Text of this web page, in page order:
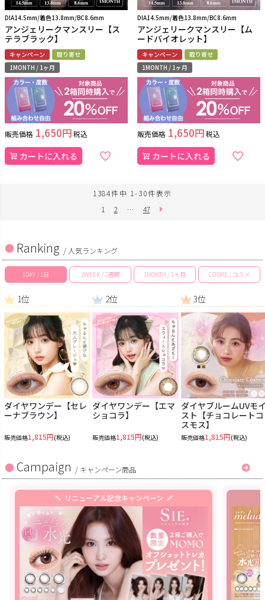
DIA14.5mm/着色13.8mm/BC8.6mm
アンジェリークマンスリー【ス
テラブラック】
キャンペーン
取り寄せ
1MONTH / 1ヶ月
販売価格 1,650 税込
カートに入れる
DIA14.5mm/着色13.8mm/BC8.6mm
アンジェリークマンスリー【ム
ードバイオレット】
キャンペーン
取り寄せ
1MONTH / 1ヶ月
販売価格 1,650 税込
カートに入れる
1384件中 1-30件表示
1
2 … 47
Ranking / 人気ランキング
1DAY / 1日 2WEEK / 2週間 1MONTH / 1ヶ月 COSME / コスメ
1位
ダイヤワンデー【セレ
ーナブラウン】
販売価格1,815円(税込)
2位
ダイヤワンデー【エマ
ショコラ】
販売価格1,815円(税込)
3位
ダイヤブルームUVモ
スト【チョコレートコ
スモス】
販売価格1,815円(税込)
Campaign / キャンペーン商品
リニューアル記念キャンペーン